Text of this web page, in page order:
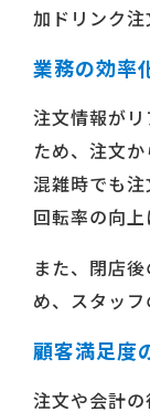
加ドリンク注
業務の効率
注文情報が
ため、注文か
混雑時でも注
回転率の向上
また、閉店
め、スタッフ
顧客満足度
注文や会計